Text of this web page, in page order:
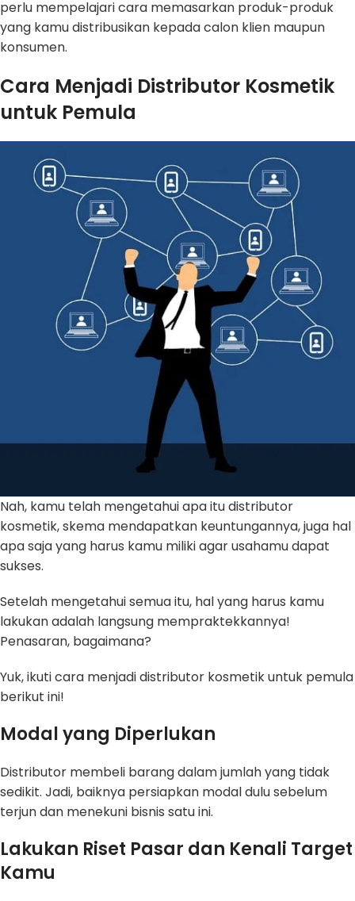
perlu mempelajari cara memasarkan produk-produk
yang kamu distribusikan kepada calon klien maupun
konsumen.
Cara Menjadi Distributor Kosmetik
untuk Pemula
Nah, kamu telah mengetahui apa itu distributor
kosmetik, skema mendapatkan keuntungannya, juga hal
apa saja yang harus kamu miliki agar usahamu dapat
sukses.
Setelah mengetahui semua itu, hal yang harus kamu
lakukan adalah langsung mempraktekkannya!
Penasaran, bagaimana?
Yuk, ikuti cara menjadi distributor kosmetik untuk pemula
berikut ini!
Modal yang Diperlukan
Distributor membeli barang dalam jumlah yang tidak
sedikit. Jadi, baiknya persiapkan modal dulu sebelum
terjun dan menekuni bisnis satu ini.
Lakukan Riset Pasar dan Kenali Target
Kamu